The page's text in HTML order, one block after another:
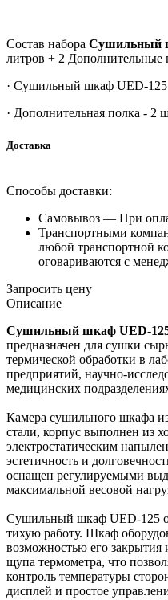
Состав набора Сушильный
литров + 2 Дополнительные
· Сушильный шкаф UED-
· Дополнительная полка - 2
Доставка
Способы доставки:
Самовывоз — При
Транспортными
любой транспортной
оговариваются с
Запросить цену
Описание
Сушильный шкаф UED-
предназначен для сушки
термической обработки в
предприятий, научно-
медицинских
Камера сушильного шкафа
стали, корпус выполнен из
электростатическим
эстетичность и
оснащен регулируемыми
максимальной весовой
Сушильный шкаф UED-125
тихую работу. Шкаф
возможностью его закрытия
щупа термометра, что
контроль температуры
дисплей и простое